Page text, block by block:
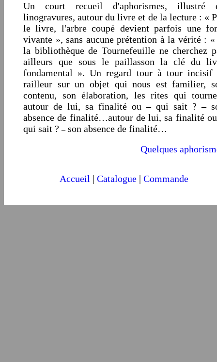
Un court recueil d'aphorismes, illustré
linogravures, autour du livre et de la lecture : «
le livre, l'arbre coupé devient parfois une
vivante », sans aucune prétention à la vérité :
la bibliothèque de Tournefeuille ne cherchez
ailleurs que sous le paillasson la clé du
fondamental ». Un regard tour à tour incisif
railleur sur un objet qui nous est familier,
contenu, son élaboration, les rites qui
autour de lui, sa finalité ou – qui sait ? –
absence de finalité…autour de lui, sa finalité
qui sait ? – son absence de finalité…
Quelques
Accueil | Catalogue | Commande